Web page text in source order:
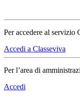
Per accedere al servizio
Accedi a Classeviva
Per l’area di
Accedi